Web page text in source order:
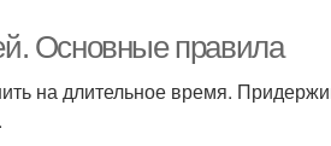
Основные правила
на длительное время.